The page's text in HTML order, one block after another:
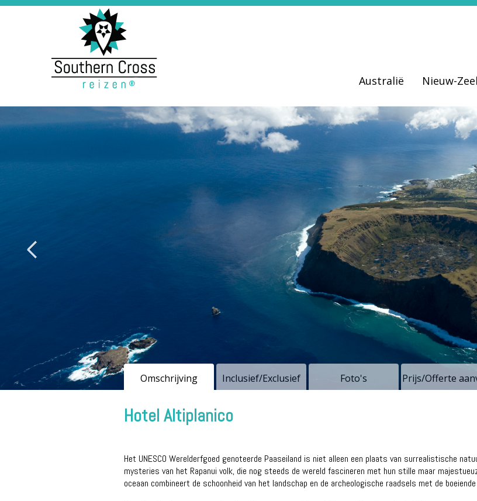
Australië Nieuw-
Omschrijving Inclusief/Exclusief Foto's Prijs/Offerte
Hotel Altiplanico
Het UNESCO Werelderfgoed genoteerde Paaseiland is niet alleen een plaats van surrealistische
mysteries van het Rapanui volk, die nog steeds de wereld fascineren met hun stille maar
oceaan combineert de schoonheid van het landschap en de archeologische raadsels met de